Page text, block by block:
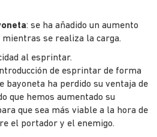
: se ha añadido un aumento
se realiza la carga.
al esprintar.
de esprintar de forma
bayoneta ha perdido su ventaja de
que hemos aumentado su
que sea más viable a la hora de
el portador y el enemigo.